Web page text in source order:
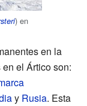
) en
en la
el Ártico son:
y Rusia. Esta